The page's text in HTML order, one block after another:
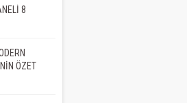
8
ÖZET